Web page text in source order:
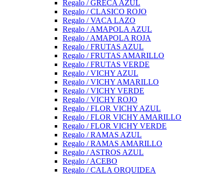
Regalo / GRECA AZUL
Regalo / CLASICO ROJO
Regalo / VACA LAZO
Regalo / AMAPOLA AZUL
Regalo / AMAPOLA ROJA
Regalo / FRUTAS AZUL
Regalo / FRUTAS AMARILLO
Regalo / FRUTAS VERDE
Regalo / VICHY AZUL
Regalo / VICHY AMARILLO
Regalo / VICHY VERDE
Regalo / VICHY ROJO
Regalo / FLOR VICHY AZUL
Regalo / FLOR VICHY AMARILLO
Regalo / FLOR VICHY VERDE
Regalo / RAMAS AZUL
Regalo / RAMAS AMARILLO
Regalo / ASTROS AZUL
Regalo / ACEBO
Regalo / CALA ORQUIDEA